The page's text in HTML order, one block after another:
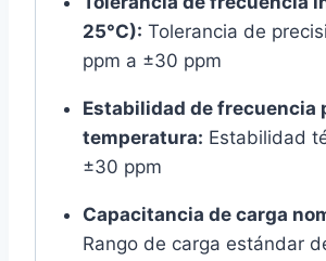
25°C): Tolerancia de
ppm a ±30 ppm
Estabilidad de frecuencia
temperatura: Estabilidad
±30 ppm
Capacitancia de carga
Rango de carga estándar